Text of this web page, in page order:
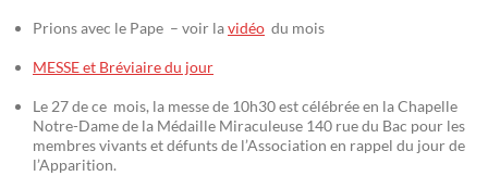
Prions avec le Pape – voir lavidéo du mois
MESSE et Bréviaire du jour
Le 27 de ce mois, la messe de 10h30 est célébrée en la Chapelle
Notre-Dame de la Médaille Miraculeuse 140 rue du Bac pour les
membres vivants et défunts de l’Association en rappel du jour de
l’Apparition.